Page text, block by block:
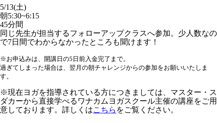
5/13(土)
朝5:30~6:15
45分間
同じ先生が担当するフォローアップクラスへ参加。少人数なの
で7日間でわからなかったところも聞けます！
※お申込みは、開講日の5日前入金完了まで。
過ぎてしまった場合は、翌月の朝チャレンジからの参加をお願いいたしま
す。
※現在ヨガを指導されている方につきましては、マスター・ス
ダカーから直接学べるワナカムヨガスクール主催の講座をご用
意しております。詳しくはこちら をご覧ください。